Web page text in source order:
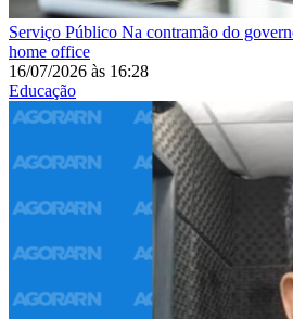
Serviço Público Na contramão do
home office
16/07/2026 às 16:28
Educação